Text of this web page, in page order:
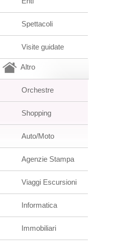
Spettacoli
Visite guidate
Altro
Orchestre
Shopping
Auto/Moto
Agenzie Stampa
Viaggi Escursioni
Informatica
Immobiliari